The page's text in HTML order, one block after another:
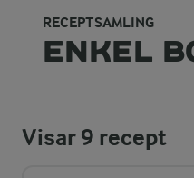
RECEPTSAMLING
ENKEL
Visar9 recept